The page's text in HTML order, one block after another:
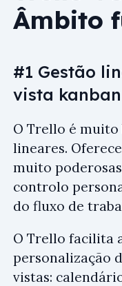
Âmbito
#1 Gestão
vista kanban
O Trello é
lineares.
muito
controlo
do fluxo de
O Trello facilita
personalização
vistas: